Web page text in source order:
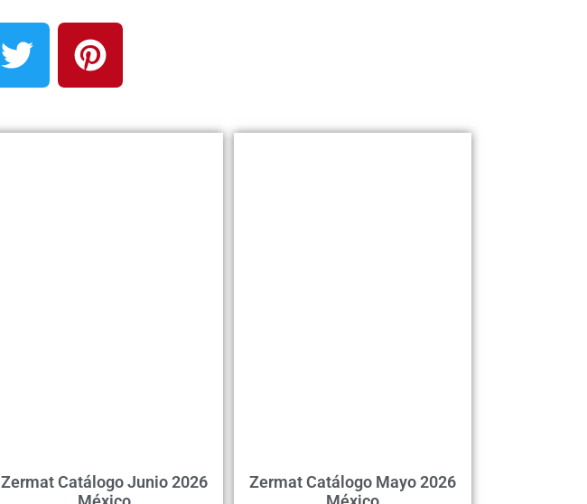
Zermat Catálogo Junio 2026
Zermat Catálogo Mayo 2026